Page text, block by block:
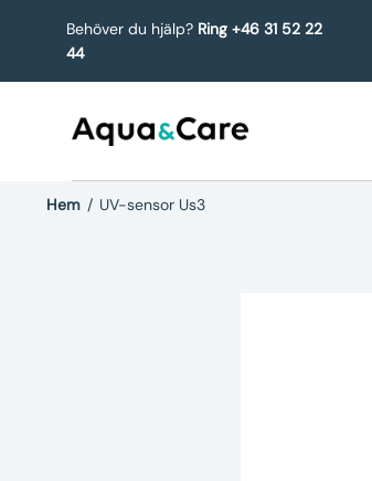
Behöver du hjälp? Ring +46 31 52 22
44
Hem / UV-sensor Us3